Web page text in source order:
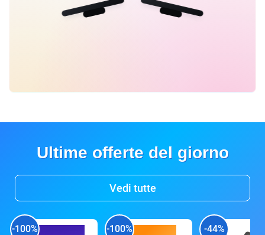
Ultime offerte del giorno
Vedi tutte
-100% -100% -44%